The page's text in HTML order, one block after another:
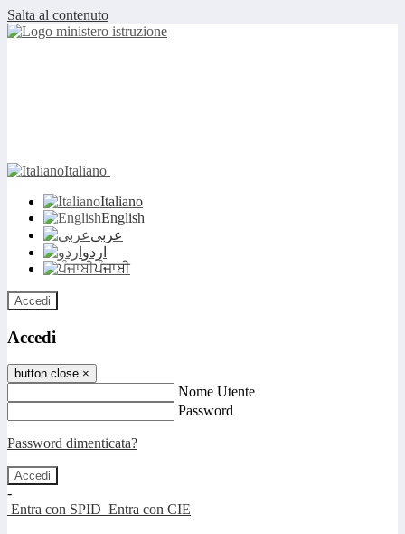
Salta al contenuto
Italiano
Italiano
English
عربى
اردو
ਪੰਜਾਬੀ
Accedi
Accedi
button close ×
Nome Utente
Password
Password dimenticata?
-
Entra con SPID Entra con CIE